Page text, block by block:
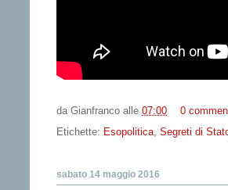
da Gianfranco alle 07:00
0
Etichette: Esopolitica Segreti di
sabato 14 maggio 2016